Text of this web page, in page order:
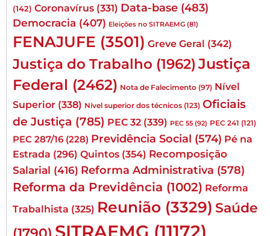
(142) Coronavírus (331) Data-base (483)
Democracia (407) Eleições no SITRAEMG (81)
FENAJUFE (3501) Greve Geral (342)
Justiça do Trabalho (1962) Justiça
Federal (2462) Nota de Falecimento (97) Nível
Superior (338) Nível superior dos técnicos (123) Oficiais
de Justiça (785) PEC 32 (339) PEC 55 (92) PEC 241 (121)
PEC 287/16 (228) Previdência Social (574) Pé na
Estrada (296) Quintos (354) Recomposição
Salarial (416) Reforma Administrativa (578)
Reforma da Previdência (1002) Reforma
Trabalhista (325) Reunião (3329) Saúde
SITRAEMG (11172)